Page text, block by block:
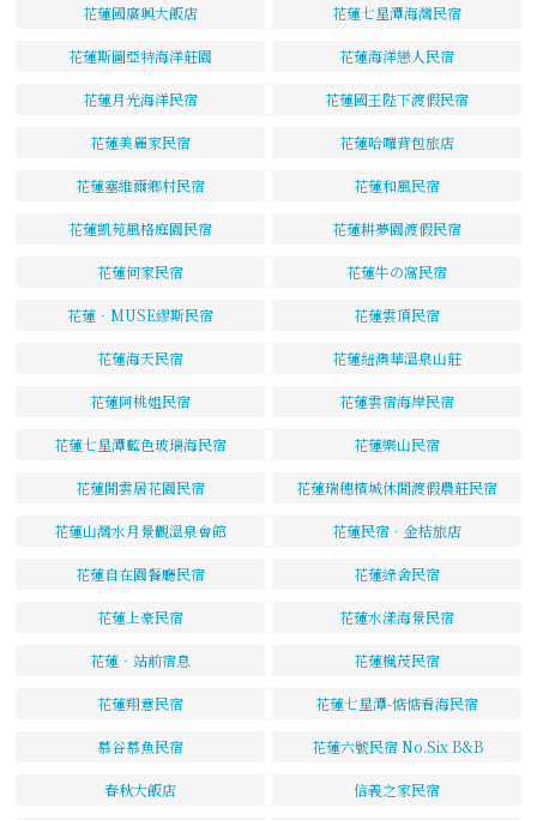
花蓮國廣興大飯店 花蓮七星潭海灣民宿
花蓮斯圖亞特海洋莊園 花蓮海洋戀人民宿
花蓮月光海洋民宿 花蓮國王陛下渡假民宿
花蓮美麗家民宿 花蓮哈囉背包旅店
花蓮塞維爾鄉村民宿 花蓮和風民宿
花蓮凱苑風格庭園民宿 花蓮耕夢園渡假民宿
花蓮何家民宿 花蓮牛の窩民宿
花蓮‧MUSE繆斯民宿 花蓮雲頂民宿
花蓮海天民宿 花蓮紐澳華溫泉山莊
花蓮阿桃姐民宿 花蓮雲宿海岸民宿
花蓮七星潭藍色玻璃海民宿 花蓮樂山民宿
花蓮閒雲居花園民宿 花蓮瑞穗檳城休閒渡假農莊民宿
花蓮山灣水月景觀溫泉會館 花蓮民宿．金桔旅店
花蓮自在園餐廳民宿 花蓮綠舍民宿
花蓮上豪民宿 花蓮水漾海景民宿
花蓮‧站前宿息 花蓮楓茂民宿
花蓮翔意民宿 花蓮七星潭-惦惦看海民宿
慕谷慕魚民宿 花蓮六號民宿 No.Six B&B
春秋大飯店 信義之家民宿